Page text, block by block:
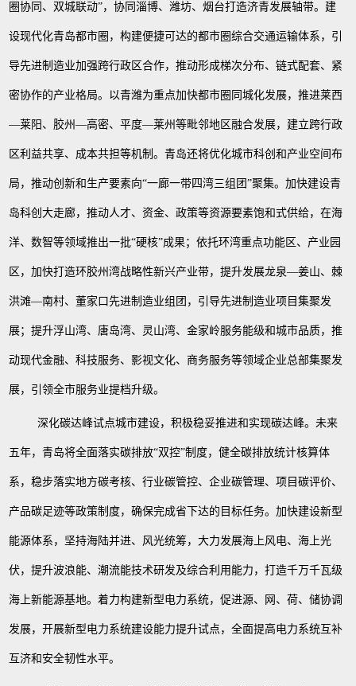
圈协同、双城联动”，协同淄博、潍坊、烟台打造济青发展轴带。建
设现代化青岛都市圈，构建便捷可达的都市圈综合交通运输体系，引
导先进制造业加强跨行政区合作，推动形成梯次分布、链式配套、紧
密协作的产业格局。以青潍为重点加快都市圈同城化发展，推进莱西
—莱阳、胶州—高密、平度—莱州等毗邻地区融合发展，建立跨行政
区利益共享、成本共担等机制。青岛还将优化城市科创和产业空间布
局，推动创新和生产要素向“一廊一带四湾三组团”聚集。加快建设青
岛科创大走廊，推动人才、资金、政策等资源要素饱和式供给，在海
洋、数智等领域推出一批“硬核”成果；依托环湾重点功能区、产业园
区，加快打造环胶州湾战略性新兴产业带，提升发展龙泉—姜山、棘
洪滩—南村、董家口先进制造业组团，引导先进制造业项目集聚发
展；提升浮山湾、唐岛湾、灵山湾、金家岭服务能级和城市品质，推
动现代金融、科技服务、影视文化、商务服务等领域企业总部集聚发
展，引领全市服务业提档升级。
深化碳达峰试点城市建设，积极稳妥推进和实现碳达峰。未来
五年，青岛将全面落实碳排放“双控”制度，健全碳排放统计核算体
系，稳步落实地方碳考核、行业碳管控、企业碳管理、项目碳评价、
产品碳足迹等政策制度，确保完成省下达的目标任务。加快建设新型
能源体系，坚持海陆并进、风光统筹，大力发展海上风电、海上光
伏，提升波浪能、潮流能技术研发及综合利用能力，打造千万千瓦级
海上新能源基地。着力构建新型电力系统，促进源、网、荷、储协调
发展，开展新型电力系统建设能力提升试点，全面提高电力系统互补
互济和安全韧性水平。